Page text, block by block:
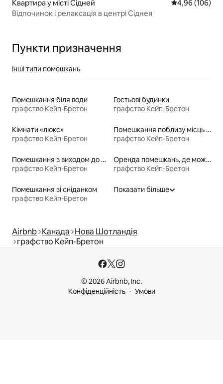
Квартира у місті Сідней Середня
4,96 (106)
Відпочинок і релаксація в центрі Сіднея
Пункти призначення
Інші типи помешкань
Помешкання біля води
графство Кейп-Бретон
Гостьові будинки
графство Кейп-Бретон
Кімнати «люкс»
графство Кейп-Бретон
Помешкання поблизу місць для катання на байдарках
графство Кейп-Бретон
Помешкання з виходом до озера
графство Кейп-Бретон
Оренда помешкань, де можна перебувати з домашніми тваринами
графство Кейп-Бретон
Помешкання зі сніданком
графство Кейп-Бретон
Показати більше
Airbnb Канада Нова Шотландія
графство Кейп-Бретон
© 2026 Airbnb, Inc.
Конфіденційність
Умови